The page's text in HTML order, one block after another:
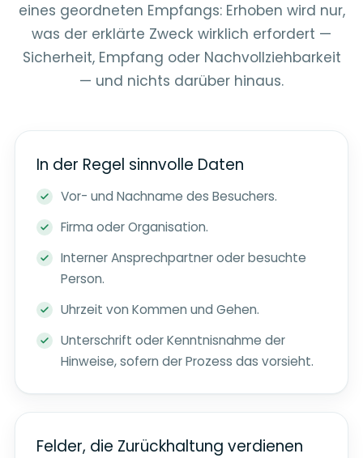
eines geordneten Empfangs: Erhoben wird nur,
was der erklärte Zweck wirklich erfordert —
Sicherheit, Empfang oder Nachvollziehbarkeit
— und nichts darüber hinaus.
In der Regel sinnvolle Daten
Vor- und Nachname des Besuchers.
Firma oder Organisation.
Interner Ansprechpartner oder besuchte
Person.
Uhrzeit von Kommen und Gehen.
Unterschrift oder Kenntnisnahme der
Hinweise, sofern der Prozess das vorsieht.
Felder, die Zurückhaltung verdienen